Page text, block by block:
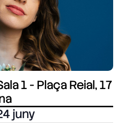
1 - Plaça Reial, 17
juny